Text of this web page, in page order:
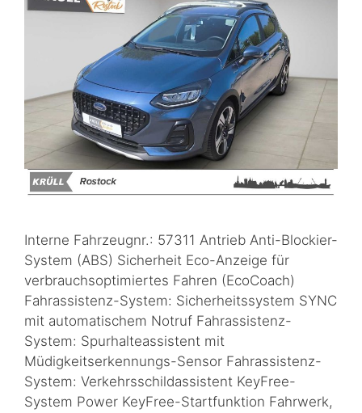
Interne Fahrzeugnr.: 57311 Antrieb Anti-Blockier-
System (ABS) Sicherheit Eco-Anzeige für
verbrauchsoptimiertes Fahren (EcoCoach)
Fahrassistenz-System: Sicherheitssystem SYNC
mit automatischem Notruf Fahrassistenz-
System: Spurhalteassistent mit
Müdigkeitserkennungs-Sensor Fahrassistenz-
System: Verkehrsschildassistent KeyFree-
System Power KeyFree-Startfunktion Fahrwerk,